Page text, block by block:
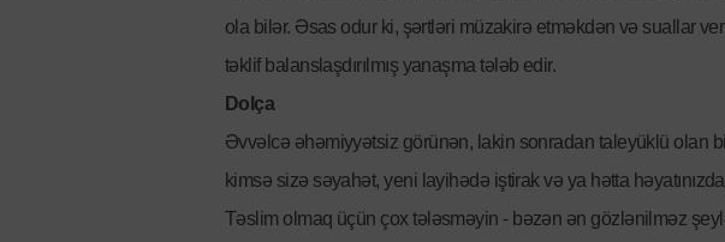
ola bilər. Əsas odur ki, şərtləri müzakirə etməkdən və suallar
təklif balanslaşdırılmış yanaşma tələb edir.
Dolça
Əvvəlcə əhəmiyyətsiz görünən, lakin sonradan taleyüklü olan
kimsə sizə səyahət, yeni layihədə iştirak və ya hətta
Təslim olmaq üçün çox tələsməyin - bəzən ən gözlənilməz